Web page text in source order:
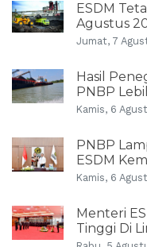
ESDM
Agustus
Jumat, 7
Hasil
PNBP
Kamis, 6
PNBP
ESDM
Kamis, 6
Menteri
Tinggi Di